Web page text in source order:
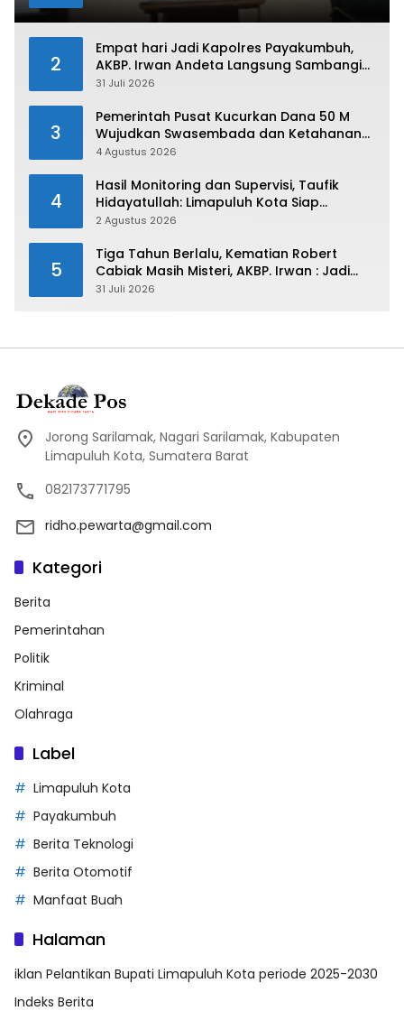
2
Empat hari Jadi Kapolres Payakumbuh,
AKBP. Irwan Andeta Langsung Sambangi
PWI Kota Payakumbuh
31 Juli 2026
3
Pemerintah Pusat Kucurkan Dana 50 M
Wujudkan Swasembada dan Ketahanan
Pangan di Kabupaten 50 Kota
4 Agustus 2026
4
Hasil Monitoring dan Supervisi, Taufik
Hidayatullah: Limapuluh Kota Siap
Kirimkan Atlet Terbaiknya Pada Porprov
2 Agustus 2026
5
Tiga Tahun Berlalu, Kematian Robert
Cabiak Masih Misteri, AKBP. Irwan : Jadi
Atensi Kita
31 Juli 2026
Jorong Sarilamak, Nagari Sarilamak, Kabupaten
Limapuluh Kota, Sumatera Barat
082173771795
ridho.pewarta@gmail.com
Kategori
Berita
Pemerintahan
Politik
Kriminal
Olahraga
Label
Limapuluh Kota
Payakumbuh
Berita Teknologi
Berita Otomotif
Manfaat Buah
Halaman
iklan Pelantikan Bupati Limapuluh Kota periode 2025-2030
Indeks Berita